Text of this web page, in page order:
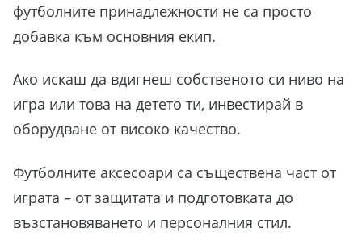
футболните принадлежности не са просто
добавка към основния екип.
Ако искаш да вдигнеш собственото си ниво на
игра или това на детето ти, инвестирай в
оборудване от високо качество.
Футболните аксесоари са съществена част от
играта – от защитата и подготовката до
възстановяването и персоналния стил.